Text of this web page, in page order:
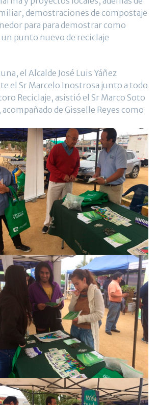
demostraciones de compostaje
para para demostrar como
punto nuevo de reciclaje
el Alcalde José Luis Yáñez
el Sr Marcelo Inostrosa junto a todo
Reciclaje, asistió el Sr Marco Soto
de Gisselle Reyes como